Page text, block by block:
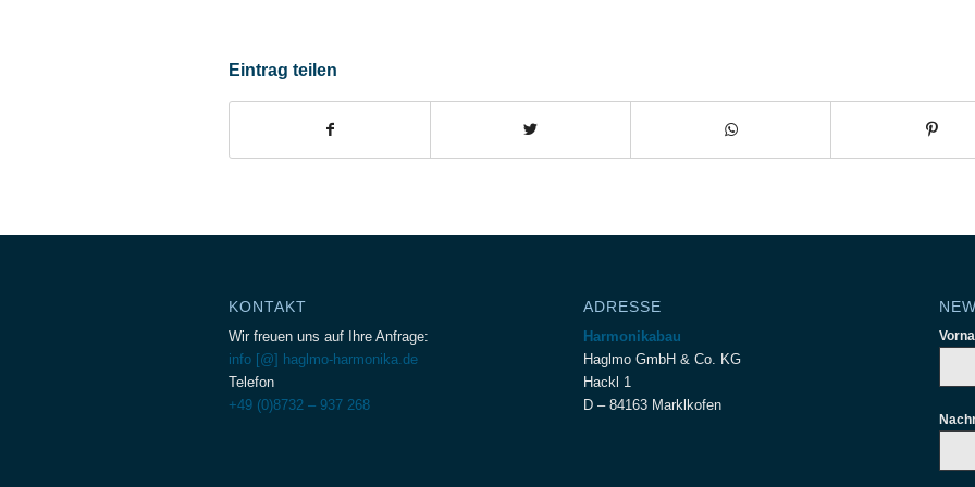
Eintrag teilen
KONTAKT
Wir freuen uns auf Ihre Anfrage:
info [@] haglmo-harmonika.de
Telefon
+49 (0)8732 – 937 268
ADRESSE
Harmonikabau
Haglmo GmbH & Co. KG
Hackl 1
D – 84163 Marklkofen